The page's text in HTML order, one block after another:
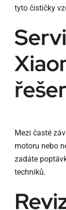
tyto čističky
Mezi časté
motoru nebo
zadáte
techniků.